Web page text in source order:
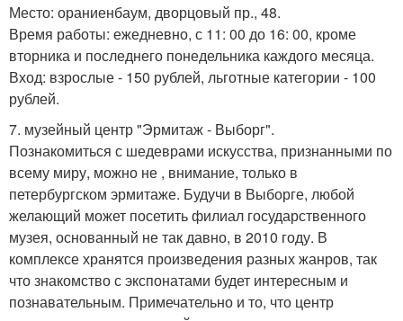
Место: ораниенбаум, дворцовый пр., 48.
Время работы: ежедневно, с 11: 00 до 16: 00, кроме
вторника и последнего понедельника каждого месяца.
Вход: взрослые - 150 рублей, льготные категории - 100
рублей.
7. музейный центр "Эрмитаж - Выборг".
Познакомиться с шедеврами искусства, признанными по
всему миру, можно не , внимание, только в
петербургском эрмитаже. Будучи в Выборге, любой
желающий может посетить филиал государственного
музея, основанный не так давно, в 2010 году. В
комплексе хранятся произведения разных жанров, так
что знакомство с экспонатами будет интересным и
познавательным. Примечательно и то, что центр